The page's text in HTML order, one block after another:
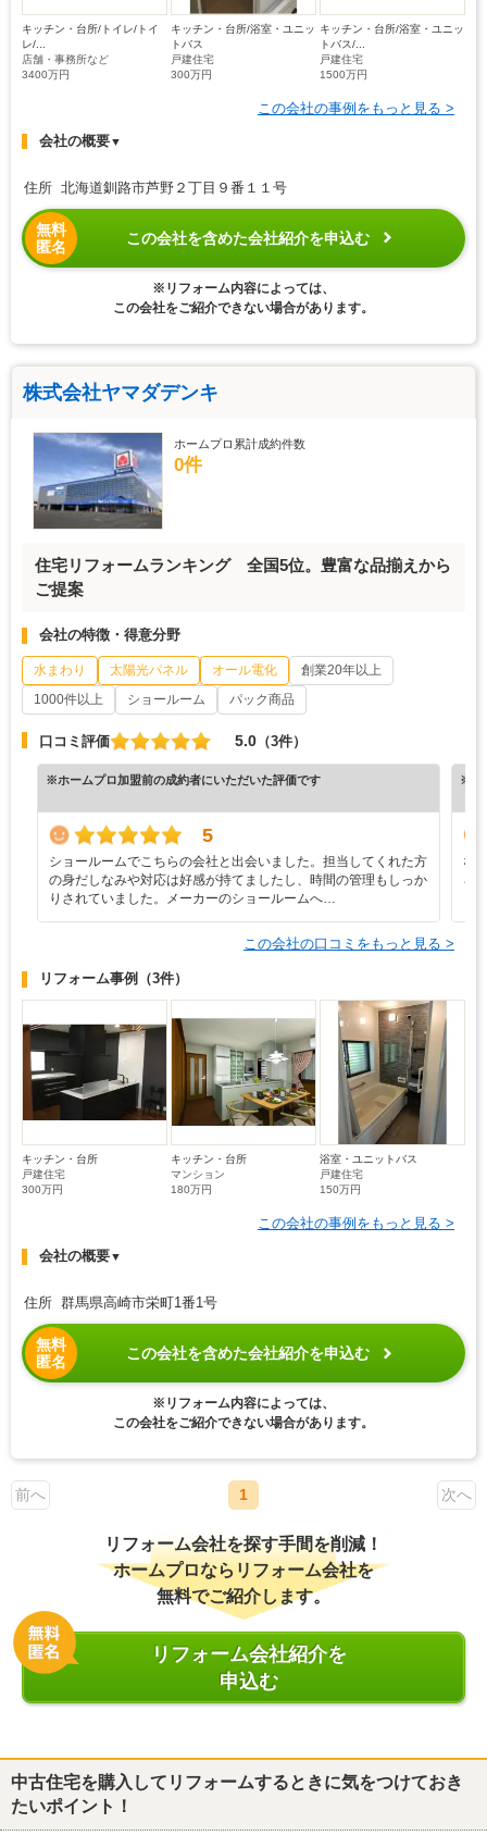
キッチン・台所/トイレ/トイ
レ/...
店舗・事務所など
3400万円
キッチン・台所/浴室・ユニッ
トバス
戸建住宅
300万円
キッチン・台所/浴室・ユニッ
トバス/...
戸建住宅
1500万円
この会社の事例をもっと見る >
会社の概要▼
住所 北海道釧路市芦野２丁目９番１１号
無料
匿名
この会社を含めた会社紹介を申込む
※リフォーム内容によっては、
この会社をご紹介できない場合があります。
株式会社ヤマダデンキ
ホームプロ累計成約件数
0件
住宅リフォームランキング 全国5位。豊富な品揃えから
ご提案
会社の特徴・得意分野
水まわり 太陽光パネル オール電化
創業20年以上
1000件以上
ショールーム パック商品
口コミ評価 5.0 （3件）
※ホームプロ加盟前の成約者にいただいた評価です
5
ショールームでこちらの会社と出会いました。担当してくれた方
の身だしなみや対応は好感が持てましたし、時間の管理もしっか
りされていました。メーカーのショールームへ…
※ホ
な
ろ
この会社の口コミをもっと見る >
リフォーム事例 （3件）
キッチン・台所
戸建住宅
300万円
キッチン・台所
マンション
180万円
浴室・ユニットバス
戸建住宅
150万円
この会社の事例をもっと見る >
会社の概要▼
住所 群馬県高崎市栄町1番1号
無料
匿名
この会社を含めた会社紹介を申込む
※リフォーム内容によっては、
この会社をご紹介できない場合があります。
前へ 1 次へ
リフォーム会社を探す手間を削減！
ホームプロならリフォーム会社を
無料でご紹介します。
リフォーム会社紹介を
申込む
中古住宅を購入してリフォームするときに気をつけておき
たいポイント！